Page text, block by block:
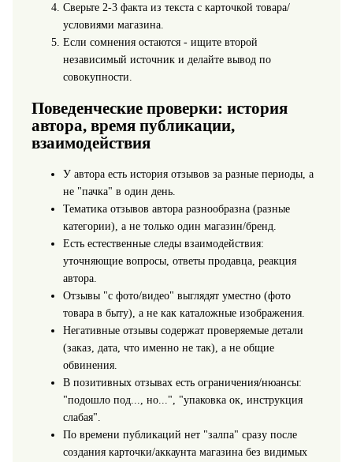
Сверьте 2-3 факта из текста с карточкой товара/
условиями магазина.
Если сомнения остаются - ищите второй
независимый источник и делайте вывод по
совокупности.
Поведенческие проверки: история
автора, время публикации,
взаимодействия
У автора есть история отзывов за разные периоды, а
не "пачка" в один день.
Тематика отзывов автора разнообразна (разные
категории), а не только один магазин/бренд.
Есть естественные следы взаимодействия:
уточняющие вопросы, ответы продавца, реакция
автора.
Отзывы "с фото/видео" выглядят уместно (фото
товара в быту), а не как каталожные изображения.
Негативные отзывы содержат проверяемые детали
(заказ, дата, что именно не так), а не общие
обвинения.
В позитивных отзывах есть ограничения/нюансы:
"подошло под..., но...", "упаковка ок, инструкция
слабая".
По времени публикаций нет "залпа" сразу после
создания карточки/аккаунта магазина без видимых